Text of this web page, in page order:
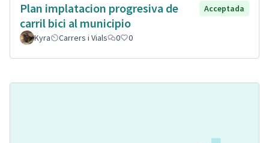
Plan implatacion progresiva de
carril bici al municipio
Acceptada
Kyra Carrers i Vials 0 0